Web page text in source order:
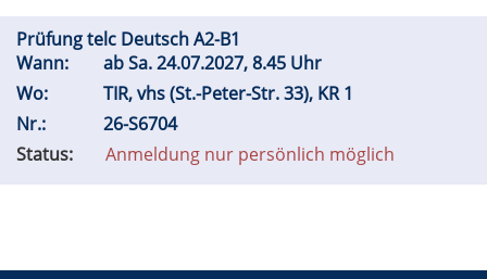
Prüfung telc Deutsch A2-B1
Wann:
abSa.24.07.2027, 8.45 Uhr
Wo:
TIR, vhs (St.-Peter-Str. 33), KR 1
Nr.:
26-S6704
Status:
Anmeldung nur persönlich möglich